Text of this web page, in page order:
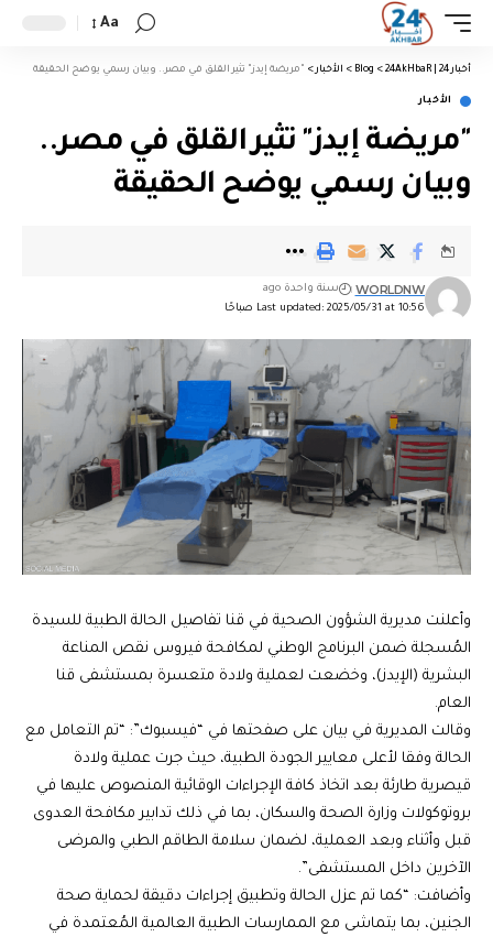
Aa
أخبار 24 | 24AkHbaR >
Blog
> الأخبار > "مريضة إيدز" تثير القلق في مصر.. وبيان رسمي يوضح الحقيقة
الأخبار
"مريضة إيدز" تثير القلق في مصر..
وبيان رسمي يوضح الحقيقة
Last updated: 2025/05/31 at 10:56 صباحًا
WORLDNW سنة واحدة ago
وأعلنت مديرية الشؤون الصحية في قنا تفاصيل الحالة الطبية للسيدة
المُسجلة ضمن البرنامج الوطني لمكافحة فيروس نقص المناعة
البشرية (الإيدز)، وخضعت لعملية ولادة متعسرة بمستشفى قنا
العام.
وقالت المديرية في بيان على صفحتها في “فيسبوك”: “تم التعامل مع
الحالة وفقا لأعلى معايير الجودة الطبية، حيث جرت عملية ولادة
قيصرية طارئة بعد اتخاذ كافة الإجراءات الوقائية المنصوص عليها في
بروتوكولات وزارة الصحة والسكان، بما في ذلك تدابير مكافحة العدوى
قبل وأثناء وبعد العملية، لضمان سلامة الطاقم الطبي والمرضى
الآخرين داخل المستشفى”.
وأضافت: “كما تم عزل الحالة وتطبيق إجراءات دقيقة لحماية صحة
الجنين، بما يتماشى مع الممارسات الطبية العالمية المُعتمدة في